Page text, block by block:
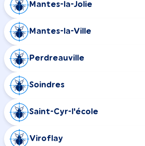
Mantes-la-Jolie
Mantes-la-Ville
Perdreauville
Soindres
Saint-Cyr-l'école
Viroflay